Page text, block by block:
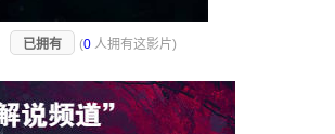
已拥有 (0 人拥有这影片)